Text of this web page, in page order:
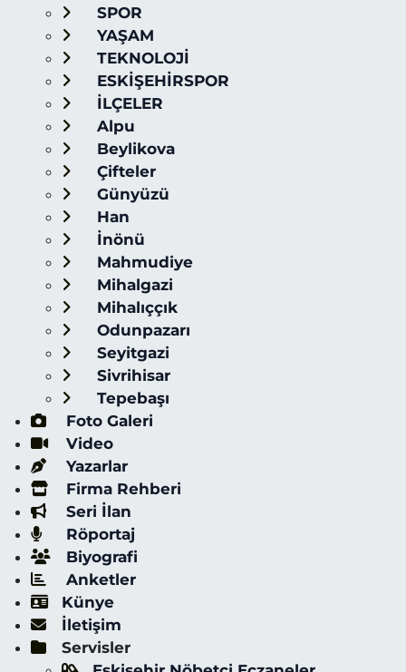
SPOR
YAŞAM
TEKNOLOJİ
ESKİŞEHİRSPOR
İLÇELER
Alpu
Beylikova
Çifteler
Günyüzü
Han
İnönü
Mahmudiye
Mihalgazi
Mihalıççık
Odunpazarı
Seyitgazi
Sivrihisar
Tepebaşı
Foto Galeri
Video
Yazarlar
Firma Rehberi
Seri İlan
Röportaj
Biyografi
Anketler
Künye
İletişim
Servisler